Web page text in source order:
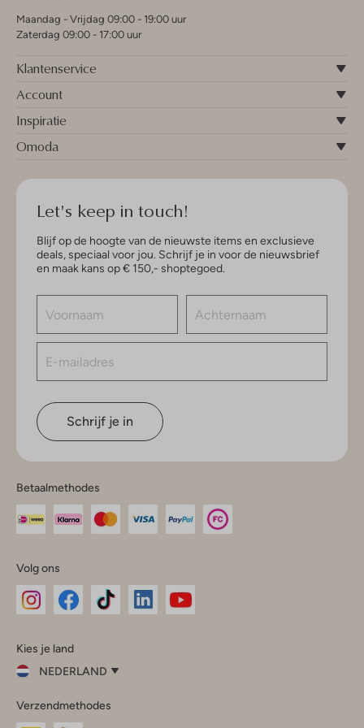
Maandag - Vrijdag 09:00 - 19:00 uur
Zaterdag 09:00 - 17:00 uur
Klantenservice
Account
Inspiratie
Omoda
Let's keep in touch!
Blijf op de hoogte van de nieuwste items en exclusieve
deals, speciaal voor jou. Schrijf je in voor de nieuwsbrief
en maak kans op € 150,- shoptegoed.
Schrijf je in
Betaalmethodes
Volg ons
InstagramFacebook
Kies je land
NEDERLAND
je
land
Verzendmethodes